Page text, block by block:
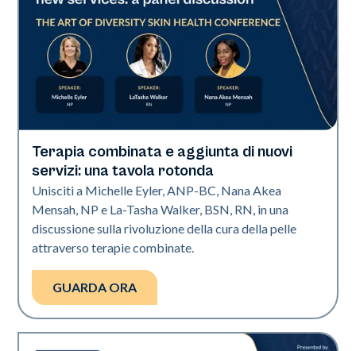
Art of Diversity
Terapia combinata e aggiunta di nuovi
servizi: una tavola rotonda
Unisciti a Michelle Eyler, ANP-BC, Nana Akea
Mensah, NP e La-Tasha Walker, BSN, RN, in una
discussione sulla rivoluzione della cura della pelle
attraverso terapie combinate.
GUARDA ORA